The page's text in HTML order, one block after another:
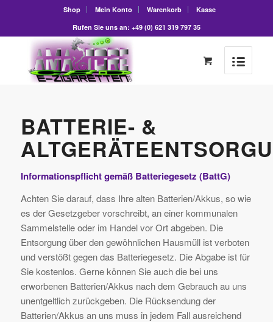
Shop Mein Konto Warenkorb
Kasse
Rufen Sie uns an: +49 (0) 621 319 797 35
BATTERIE- &
Informationspflicht gemäß Batteriegesetz (BattG)
Achten Sie darauf, dass Ihre alten Batterien/Akkus, so wie
es der Gesetzgeber vorschreibt, an einer kommunalen
Sammelstelle oder im Handel vor Ort abgeben. Die
Entsorgung über den gewöhnlichen Hausmüll ist verboten
und verstößt gegen das Batteriegesetz. Die Abgabe ist für
Sie kostenlos. Gerne können Sie auch die bei uns
erworbenen Batterien/Akkus nach dem Gebrauch au uns
unentgeltlich zurückgeben. Die Rücksendung der
Batterien/Akkus an uns muss in jedem Fall ausreichend